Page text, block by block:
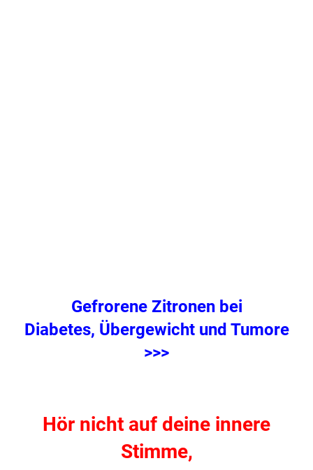
Gefrorene Zitronen bei
Diabetes, Übergewicht und Tumore
>>>
Hör nicht auf deine innere
Stimme,